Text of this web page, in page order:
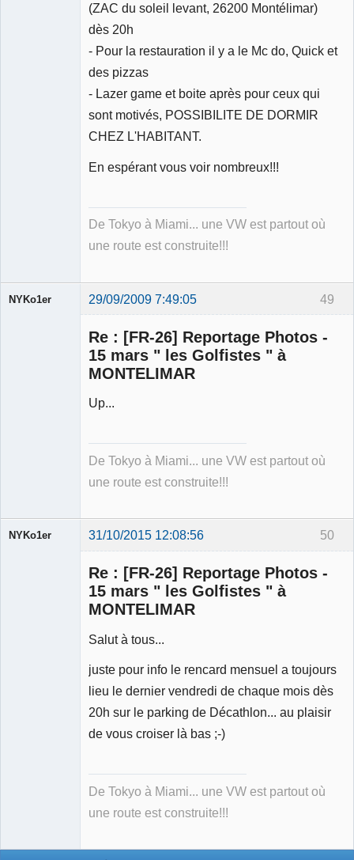
(ZAC du soleil levant, 26200 Montélimar)
dès 20h
- Pour la restauration il y a le Mc do, Quick et
des pizzas
- Lazer game et boite après pour ceux qui
sont motivés, POSSIBILITE DE DORMIR
CHEZ L'HABITANT.
En espérant vous voir nombreux!!!
De Tokyo à Miami... une VW est partout où
une route est construite!!!
49
NYKo1er 29/09/2009 7:49:05
Re : [FR-26] Reportage Photos -
15 mars " les Golfistes " à
MONTELIMAR
Up...
De Tokyo à Miami... une VW est partout où
une route est construite!!!
50
NYKo1er 31/10/2015 12:08:56
Re : [FR-26] Reportage Photos -
15 mars " les Golfistes " à
MONTELIMAR
Salut à tous...
juste pour info le rencard mensuel a toujours
lieu le dernier vendredi de chaque mois dès
20h sur le parking de Décathlon... au plaisir
de vous croiser là bas ;-)
De Tokyo à Miami... une VW est partout où
une route est construite!!!